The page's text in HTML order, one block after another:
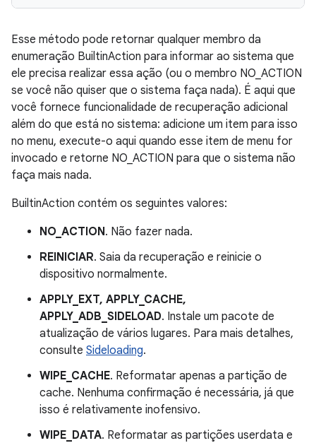
Esse método pode retornar qualquer membro da
enumeração BuiltinAction para informar ao sistema que
ele precisa realizar essa ação (ou o membro NO_ACTION
se você não quiser que o sistema faça nada). É aqui que
você fornece funcionalidade de recuperação adicional
além do que está no sistema: adicione um item para isso
no menu, execute-o aqui quando esse item de menu for
invocado e retorne NO_ACTION para que o sistema não
faça mais nada.
BuiltinAction contém os seguintes valores:
NO_ACTION. Não fazer nada.
REINICIAR. Saia da recuperação e reinicie o
dispositivo normalmente.
APPLY_EXT, APPLY_CACHE,
APPLY_ADB_SIDELOAD. Instale um pacote de
atualização de vários lugares. Para mais detalhes,
consulte Sideloading.
WIPE_CACHE. Reformatar apenas a partição de
cache. Nenhuma confirmação é necessária, já que
isso é relativamente inofensivo.
WIPE_DATA. Reformatar as partições userdata e